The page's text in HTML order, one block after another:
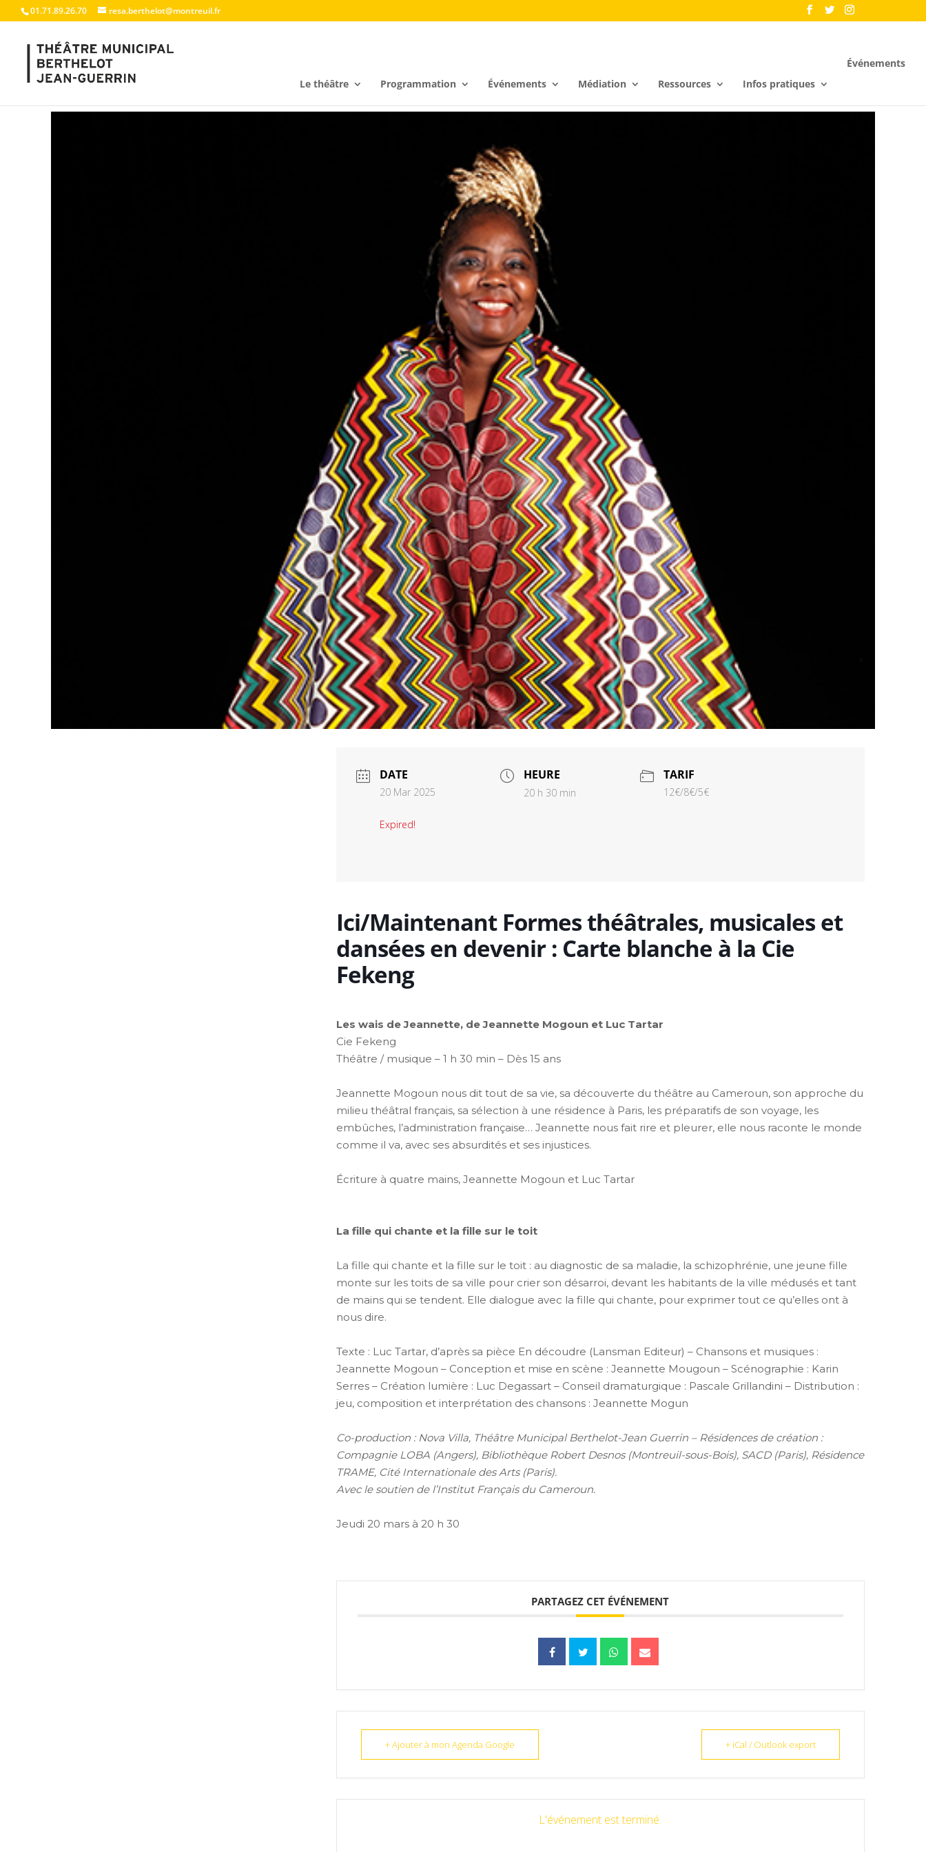
01.71.89.26.70 resa.berthelot@montreuil.fr
Le théâtre Programmation Événements Médiation Ressources Infos pratiques
Événements
DATE
20 Mar 2025
Expired!
HEURE
20 h 30 min
TARIF
12€/8€/5€
Ici/Maintenant Formes théâtrales, musicales et
dansées en devenir : Carte blanche à la Cie
Fekeng
Les wais de Jeannette, de Jeannette Mogoun et Luc Tartar
Cie Fekeng
Théâtre / musique – 1 h 30 min – Dès 15 ans
Jeannette Mogoun nous dit tout de sa vie, sa découverte du théâtre au Cameroun, son approche du
milieu théâtral français, sa sélection à une résidence à Paris, les préparatifs de son voyage, les
embûches, l’administration française… Jeannette nous fait rire et pleurer, elle nous raconte le monde
comme il va, avec ses absurdités et ses injustices.
Écriture à quatre mains, Jeannette Mogoun et Luc Tartar
La fille qui chante et la fille sur le toit
La fille qui chante et la fille sur le toit : au diagnostic de sa maladie, la schizophrénie, une jeune fille
monte sur les toits de sa ville pour crier son désarroi, devant les habitants de la ville médusés et tant
de mains qui se tendent. Elle dialogue avec la fille qui chante, pour exprimer tout ce qu’elles ont à
nous dire.
Texte : Luc Tartar, d’après sa pièce En découdre (Lansman Editeur) – Chansons et musiques :
Jeannette Mogoun – Conception et mise en scène : Jeannette Mougoun – Scénographie : Karin
Serres – Création lumière : Luc Degassart – Conseil dramaturgique : Pascale Grillandini – Distribution :
jeu, composition et interprétation des chansons : Jeannette Mogun
Co-production : Nova Villa, Théâtre Municipal Berthelot-Jean Guerrin – Résidences de création :
Compagnie LOBA (Angers), Bibliothèque Robert Desnos (Montreuil-sous-Bois), SACD (Paris), Résidence
TRAME, Cité Internationale des Arts (Paris).
Avec le soutien de l’Institut Français du Cameroun.
Jeudi 20 mars à 20 h 30
PARTAGEZ CET ÉVÉNEMENT
+ Ajouter à mon Agenda Google + iCal / Outlook export
L'événement est terminé.